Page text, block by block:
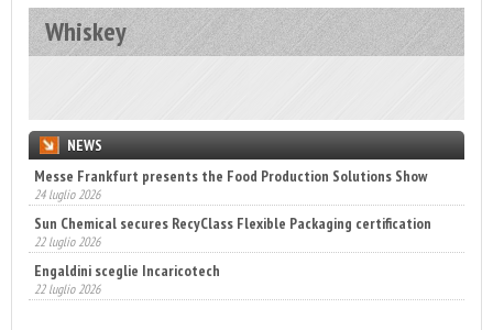
Whiskey
NEWS
Messe Frankfurt presents the Food Production Solutions Show
24 luglio 2026
Sun Chemical secures RecyClass Flexible Packaging certification
22 luglio 2026
Engaldini sceglie Incaricotech
22 luglio 2026
Annunciati i finalisti dei Diamonds Awards 2026 di FTA Europe
14 luglio 2026